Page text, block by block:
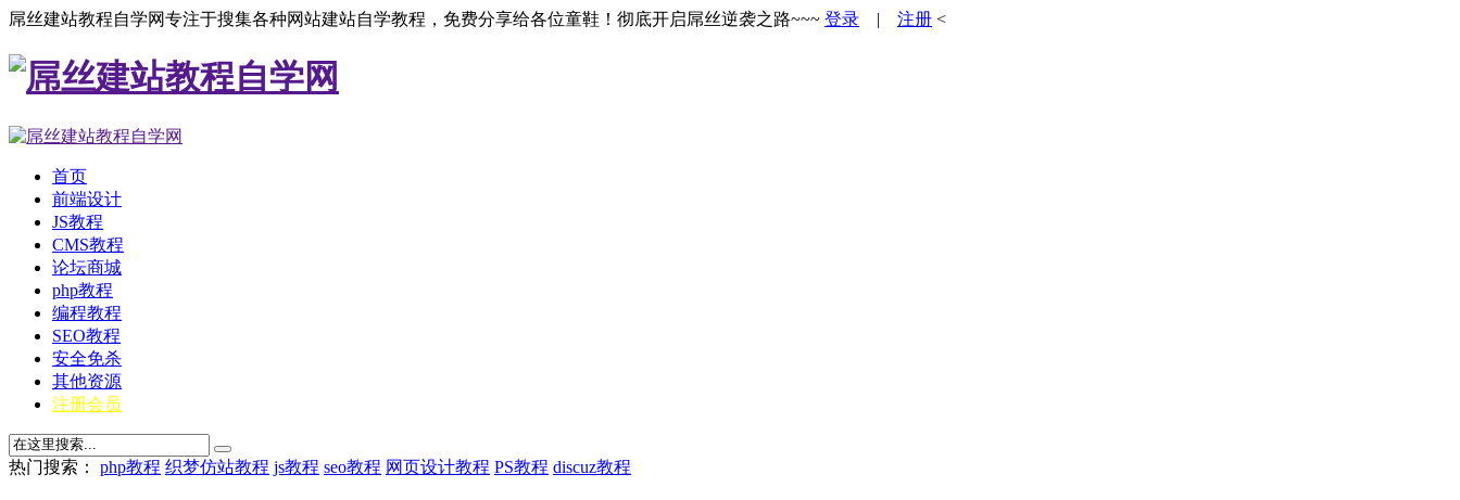
屌丝建站教程自学网专注于搜集各种网站建站自学教程，免费分享给各位童鞋！彻底开启屌丝逆袭之路~~~ 登录 | 注册 <
首页
前端设计
JS教程
CMS教程
论坛商城
php教程
编程教程
SEO教程
安全免杀
其他资源
注册会员
热门搜索： php教程 织梦仿站教程 js教程 seo教程 网页设计教程 PS教程 discuz教程